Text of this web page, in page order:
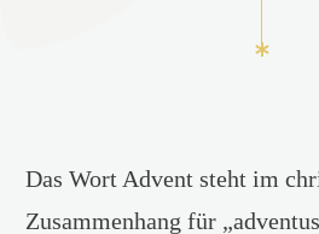
Das Wort Advent steht im
Zusammenhang für